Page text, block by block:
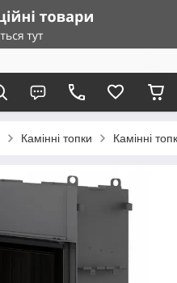
Камінні топки Камінні